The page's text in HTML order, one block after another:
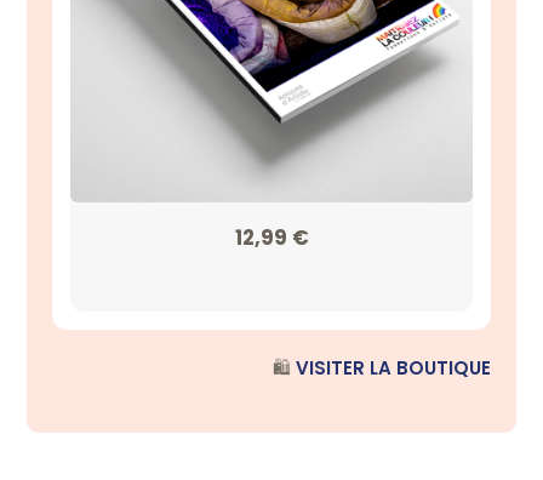
12,99 €
🛍️ VISITER LA BOUTIQUE